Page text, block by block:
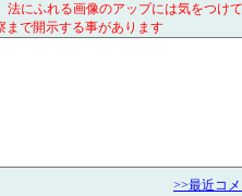
にふれる画像のアップには気をつけ
まで開示する事があります
>>最近コ